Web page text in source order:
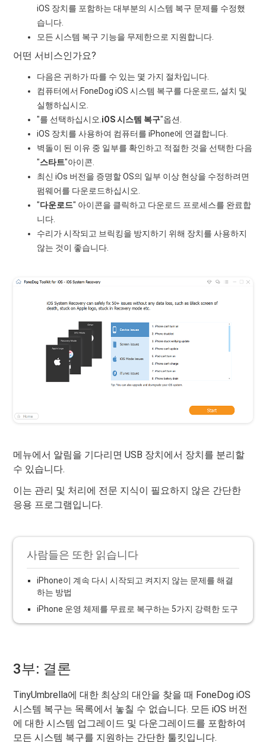
iOS 장치를 포함하는 대부분의 시스템 복구 문제를 수정했
습니다.
모든 시스템 복구 기능을 무제한으로 지원합니다.
어떤 서비스인가요?
다음은 귀하가 따를 수 있는 몇 가지 절차입니다.
컴퓨터에서 FoneDog iOS 시스템 복구를 다운로드, 설치 및
실행하십시오.
"를 선택하십시오. iOS 시스템 복구"옵션.
iOS 장치를 사용하여 컴퓨터를 iPhone에 연결합니다.
벽돌이 된 이유 중 일부를 확인하고 적절한 것을 선택한 다음
"스타트"아이콘.
최신 iOs 버전을 증명할 OS의 일부 이상 현상을 수정하려면
펌웨어를 다운로드하십시오.
"다운로드" 아이콘을 클릭하고 다운로드 프로세스를 완료합
니다.
수리가 시작되고 브릭킹을 방지하기 위해 장치를 사용하지
않는 것이 좋습니다.
메뉴에서 알림을 기다리면 USB 장치에서 장치를 분리할
수 있습니다.
이는 관리 및 처리에 전문 지식이 필요하지 않은 간단한
응용 프로그램입니다.
사람들은 또한 읽습니다
iPhone이 계속 다시 시작되고 켜지지 않는 문제를 해결
하는 방법
iPhone 운영 체제를 무료로 복구하는 5가지 강력한 도구
3부: 결론
TinyUmbrella에 대한 최상의 대안을 찾을 때 FoneDog iOS
시스템 복구는 목록에서 놓칠 수 없습니다. 모든 iOS 버전
에 대한 시스템 업그레이드 및 다운그레이드를 포함하여
모든 시스템 복구를 지원하는 간단한 툴킷입니다.